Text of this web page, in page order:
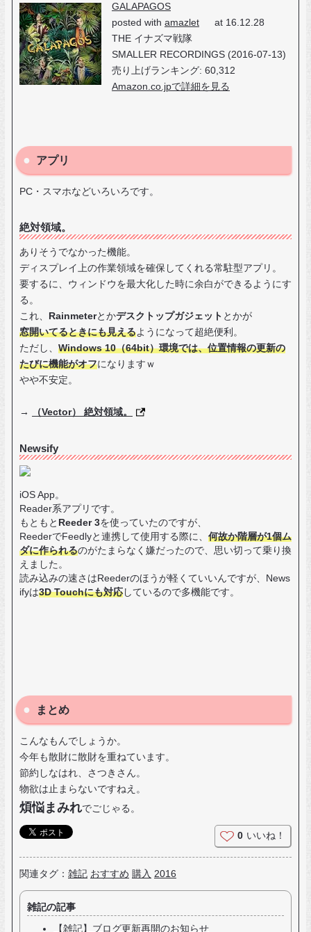
GALAPAGOS
posted with amazlet
at 16.12.28
THE イナズマ戦隊
SMALLER RECORDINGS (2016-07-13)
売り上げランキング: 60,312
Amazon.co.jpで詳細を見る
アプリ
PC・スマホなどいろいろです。
絶対領域。
ありそうでなかった機能。
ディスプレイ上の作業領域を確保してくれる常駐型アプリ。
要するに、ウィンドウを最大化した時に余白ができるようにす
る。
これ、
Rainmeterとかデスクトップガジェット とかが
窓開いてるときにも見えるようになって超絶便利。
ただし、 Windows 10（64bit）環境では、位置情報の更新の
たびに機能がオフになりますｗ
やや不安定。
→ （Vector） 絶対領域。
Newsify
iOS App。
Reader系アプリです。
もともと Reeder 3を使っていたのですが、
ReederでFeedlyと連携して使用する際に、 何故か階層が1個ム
ダに作られるのがたまらなく嫌だったので、思い切って乗り換
えました。
読み込みの速さはReederのほうが軽くていいんですが、News
ifyは3D Touchにも対応 しているので多機能です。
まとめ
こんなもんでしょうか。
今年も散財に散財を重ねています。
節約しなはれ、さつきさん。
物欲は止まらないですねえ。
煩悩まみれでごじゃる。
0 いいね！
関連タグ： 雑記 おすすめ 購入 2016
雑記の記事
【雑記】ブログ更新再開のお知らせ